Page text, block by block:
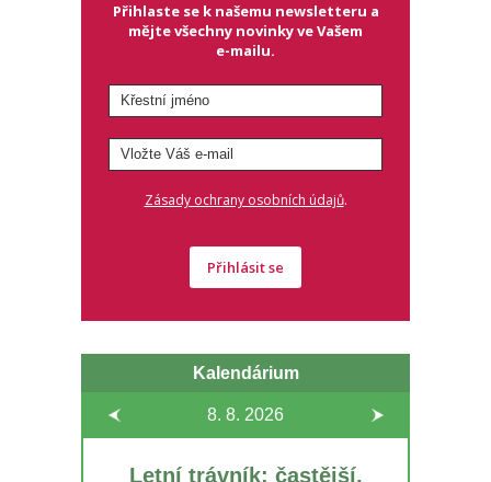
Přihlaste se k našemu newsletteru a
mějte všechny novinky ve Vašem
e-mailu.
Zásady ochrany osobních údajů.
Přihlásit se
Kalendárium
8. 8. 2026
Letní trávník: častější,